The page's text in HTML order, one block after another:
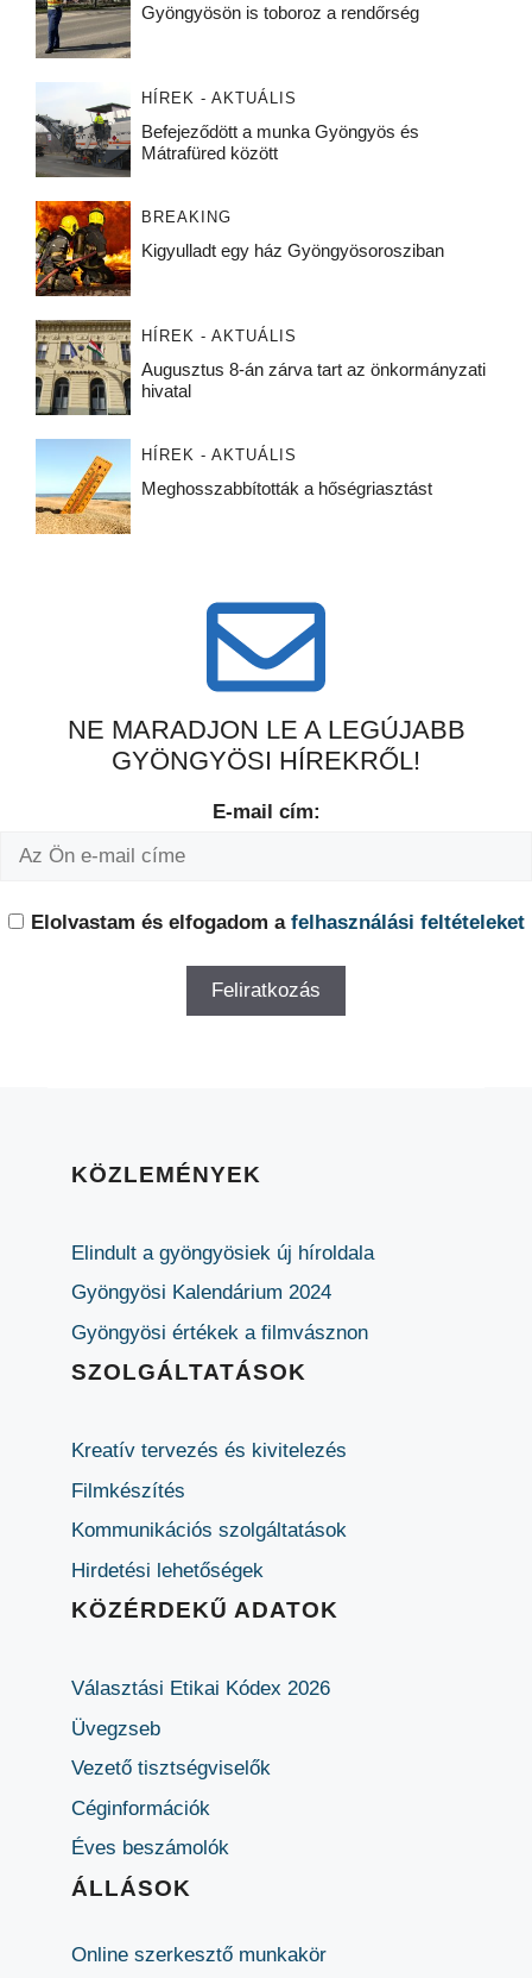
Gyöngyösön is toboroz a rendőrség
HÍREK - AKTUÁLIS
Befejeződött a munka Gyöngyös és
Mátrafüred között
BREAKING
Kigyulladt egy ház Gyöngyösorosziban
HÍREK - AKTUÁLIS
Augusztus 8-án zárva tart az önkormányzati
hivatal
HÍREK - AKTUÁLIS
Meghosszabbították a hőségriasztást
NE MARADJON LE A LEGÚJABB
GYÖNGYÖSI HÍREKRŐL!
E-mail cím:
Elolvastam és elfogadom a felhasználási feltételeket
KÖZLEMÉNYEK
Elindult a gyöngyösiek új híroldala
Gyöngyösi Kalendárium 2024
Gyöngyösi értékek a filmvásznon
SZOLGÁLTATÁSOK
Kreatív tervezés és kivitelezés
Filmkészítés
Kommunikációs szolgáltatások
Hirdetési lehetőségek
KÖZÉRDEKŰ ADATOK
Választási Etikai Kódex 2026
Üvegzseb
Vezető tisztségviselők
Céginformációk
Éves beszámolók
ÁLLÁSOK
Online szerkesztő munkakör